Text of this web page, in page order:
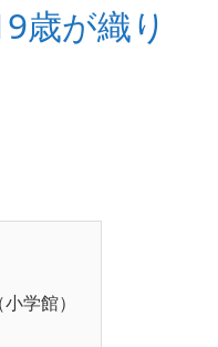
歳が織り
学館）